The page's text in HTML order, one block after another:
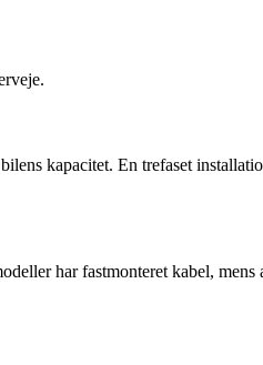
kapacitet. En trefaset
har fastmonteret kabel,